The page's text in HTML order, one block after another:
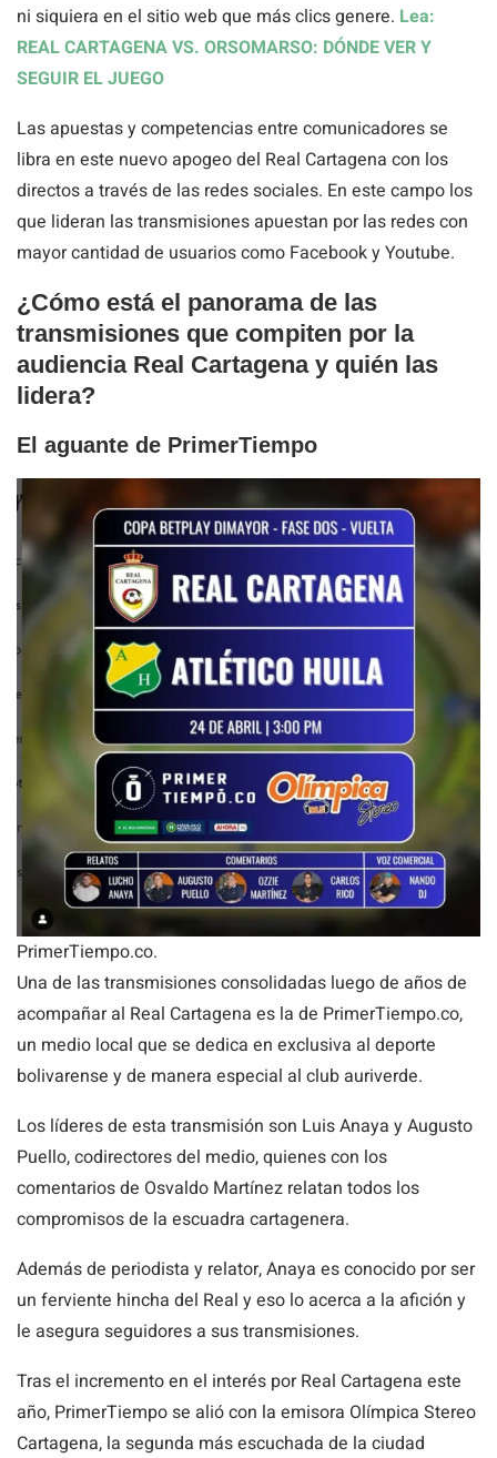
ni siquiera en el sitio web que más clics genere. Lea:
REAL CARTAGENA VS. ORSOMARSO: DÓNDE VER Y
SEGUIR EL JUEGO
Las apuestas y competencias entre comunicadores se
libra en este nuevo apogeo del Real Cartagena con los
directos a través de las redes sociales. En este campo los
que lideran las transmisiones apuestan por las redes con
mayor cantidad de usuarios como Facebook y Youtube.
¿Cómo está el panorama de las
transmisiones que compiten por la
audiencia Real Cartagena y quién las
lidera?
El aguante de PrimerTiempo
PrimerTiempo.co.
Una de las transmisiones consolidadas luego de años de
acompañar al Real Cartagena es la de PrimerTiempo.co,
un medio local que se dedica en exclusiva al deporte
bolivarense y de manera especial al club auriverde.
Los líderes de esta transmisión son Luis Anaya y Augusto
Puello, codirectores del medio, quienes con los
comentarios de Osvaldo Martínez relatan todos los
compromisos de la escuadra cartagenera.
Además de periodista y relator, Anaya es conocido por ser
un ferviente hincha del Real y eso lo acerca a la afición y
le asegura seguidores a sus transmisiones.
Tras el incremento en el interés por Real Cartagena este
año, PrimerTiempo se alió con la emisora Olímpica Stereo
Cartagena, la segunda más escuchada de la ciudad